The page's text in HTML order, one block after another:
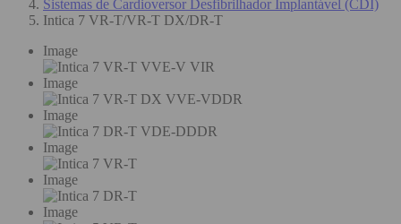
Sistemas de Cardioversor Desfibrilhador Implantável (CDI)
Intica 7 VR-T/VR-T DX/DR-T
Image
Image
Image
Image
Image
Image